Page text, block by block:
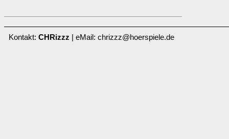
Kontakt: CHRizzz | eMail: chrizzz@hoerspiele.de